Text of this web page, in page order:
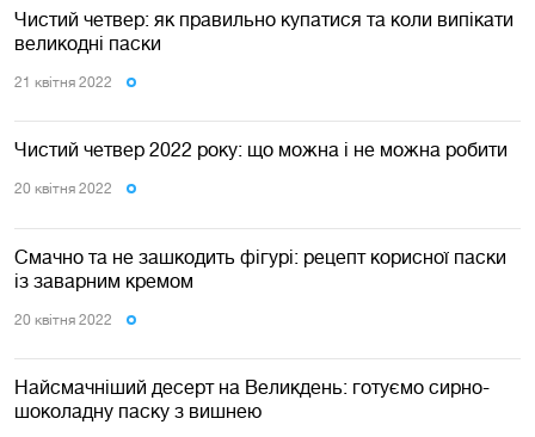
Чистий четвер: як правильно купатися та коли випікати
великодні паски
21 квiтня 2022
Чистий четвер 2022 року: що можна і не можна робити
20 квiтня 2022
Смачно та не зашкодить фігурі: рецепт корисної паски
із заварним кремом
20 квiтня 2022
Найсмачніший десерт на Великдень: готуємо сирно-
шоколадну паску з вишнею